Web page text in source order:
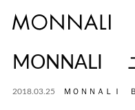
MONNALI
2018.03.25 ＭＯＮＮＡＬＩ